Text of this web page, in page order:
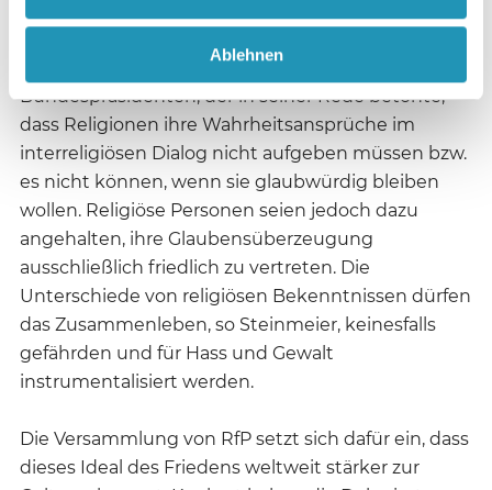
Ablehnen
seiner Abteilung „Religion und Außenpolitik“ hat
begleitet. Eröffnet wurde die Veranstaltung vom
Bundespräsidenten, der in seiner Rede betonte,
dass Religionen ihre Wahrheitsansprüche im
interreligiösen Dialog nicht aufgeben müssen bzw.
es nicht können, wenn sie glaubwürdig bleiben
wollen. Religiöse Personen seien jedoch dazu
angehalten, ihre Glaubensüberzeugung
ausschließlich friedlich zu vertreten. Die
Unterschiede von religiösen Bekenntnissen dürfen
das Zusammenleben, so Steinmeier, keinesfalls
gefährden und für Hass und Gewalt
instrumentalisiert werden.
Die Versammlung von RfP setzt sich dafür ein, dass
dieses Ideal des Friedens weltweit stärker zur